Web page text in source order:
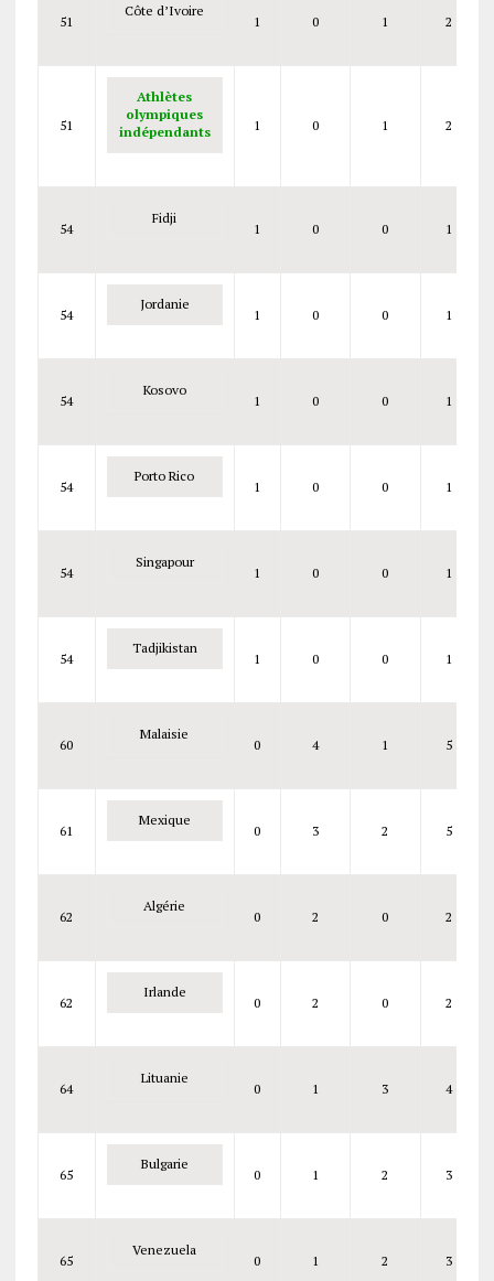
51
Côte d’Ivoire
1 0 1 2
51
Athlètes
olympiques
indépendants
1 0 1 2
54
Fidji
1 0 0 1
54
Jordanie
1 0 0 1
54
Kosovo
1 0 0 1
54
Porto Rico
1 0 0 1
54
Singapour
1 0 0 1
54
Tadjikistan
1 0 0 1
60
Malaisie
0 4 1 5
61
Mexique
0 3 2 5
62
Algérie
0 2 0 2
62
Irlande
0 2 0 2
64
Lituanie
0 1 3 4
65
Bulgarie
0 1 2 3
65
Venezuela
0 1 2 3